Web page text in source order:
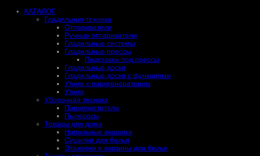
КАТАЛОГ
Гладильная техника
Отпариватели
Ручные отпариватели
Гладильные системы
Гладильные прессы
Подставки под прессы
Гладильные доски
Гладильные доски с функциями
Утюги с парогенератором
Утюги
Уборочная техника
Пароочистители
Пылесосы
Товары для дома
Напольные вешалки
Сушилки для белья
Этажерки и корзины для белья